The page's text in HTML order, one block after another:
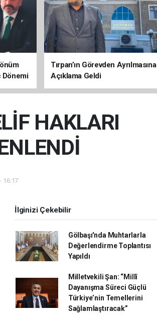
Dönemi
Tırpan’ın Görevden Ayrılmasına
Açıklama Geldi
HAKLARI
16:17
İlginizi Çekebilir
Gölbaşı'nda Muhtarlarla
Değerlendirme Toplantısı
Yapıldı
Milletvekili Şan: “Millî
Dayanışma Süreci Güçlü
Türkiye’nin Temellerini
Sağlamlaştıracak”